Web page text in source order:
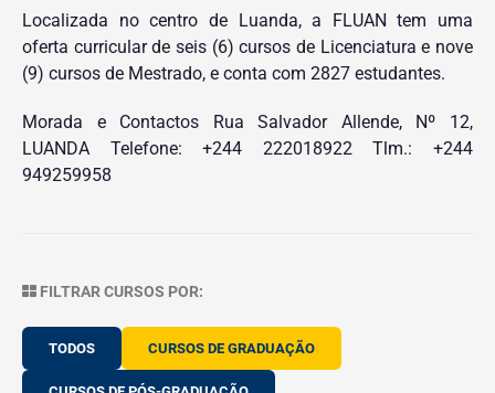
Localizada no centro de Luanda, a FLUAN tem uma
oferta curricular de seis (6) cursos de Licenciatura e nove
(9) cursos de Mestrado, e conta com 2827 estudantes.
Morada e Contactos Rua Salvador Allende, Nº 12,
LUANDA Telefone: +244 222018922 Tlm.: +244
949259958
FILTRAR CURSOS POR:
TODOS CURSOS DE GRADUAÇÃO